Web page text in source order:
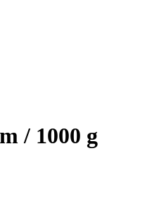
/ 1000 g